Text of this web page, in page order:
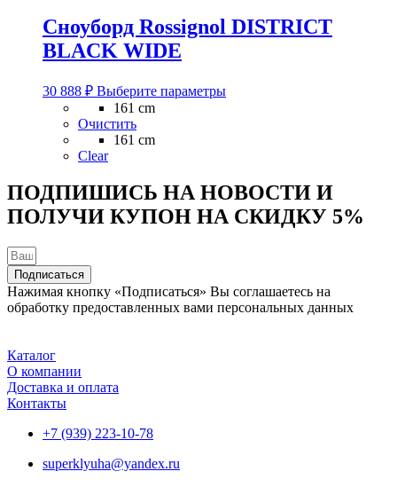
Сноуборд Rossignol DISTRICT
BLACK WIDE
30 888 ₽ Выберите параметрыЭтот
можно
выбрать
на
161 cm
Очистить
161 cm
Clear
ПОДПИШИСЬ НА НОВОСТИ И
ПОЛУЧИ КУПОН НА СКИДКУ 5%
Подписаться
Нажимая кнопку «Подписаться» Вы соглашаетесь на
обработку предоставленных вами персональных данных
Каталог
О компании
Доставка и оплата
Контакты
+7 (939) 223-10-78
superklyuha@yandex.ru